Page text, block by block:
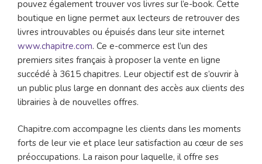
pouvez également trouver vos livres sur l’e-book. Cette
boutique en ligne permet aux lecteurs de retrouver des
livres introuvables ou épuisés dans leur site internet
www.chapitre.com. Ce e-commerce est l’un des
premiers sites français à proposer la vente en ligne
succédé à 3615 chapitres. Leur objectif est de s’ouvrir à
un public plus large en donnant des accès aux clients des
librairies à de nouvelles offres.
Chapitre.com accompagne les clients dans les moments
forts de leur vie et place leur satisfaction au cœur de ses
préoccupations. La raison pour laquelle, il offre ses